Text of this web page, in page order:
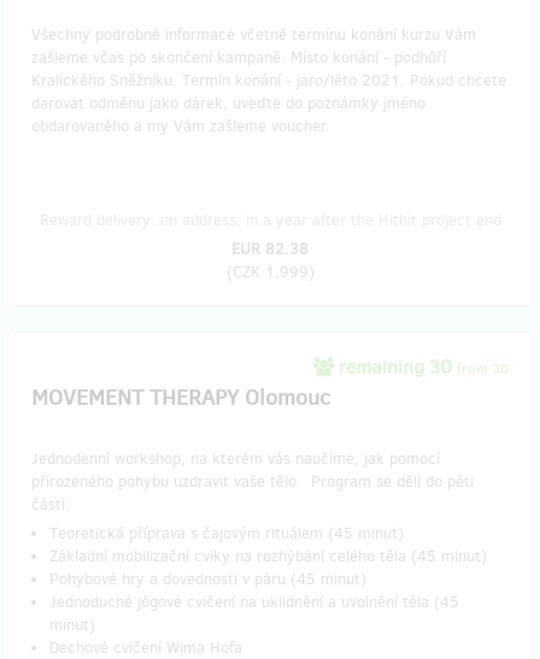
Všechny podrobné informace včetně termínu konání kurzu Vám
zašleme včas po skončení kampaně. Místo konání - podhůří
Kralického Sněžníku. Termín konání - jaro/léto 2021. Pokud chcete
darovat odměnu jako dárek, uveďte do poznámky jméno
obdarovaného a my Vám zašleme voucher.
EUR 82.38
(CZK 1,999)
remaining 30 from 30
MOVEMENT THERAPY Olomouc
Jednodenní workshop, na kterém vás naučíme, jak pomocí
přirozeného pohybu uzdravit vaše tělo. Program se dělí do pěti
části:
Teoretická příprava s čajovým rituálem (45 minut)
Základní mobilizační cviky na rozhýbání celého těla (45 minut)
Pohybové hry a dovednosti v páru (45 minut)
Jednoduché jógové cvičení na uklidnění a uvolnění těla (45
minut)
Dechové cvičení Wima Hofa